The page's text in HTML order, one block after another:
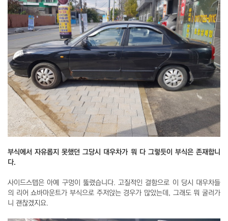
부식에서 자유롭지 못했던 그당시 대우차가 뭐 다 그렇듯이 부식은 존재합니
다.
사이드스텝은 아예 구멍이 뚫렸습니다. 고질적인 결함으로 이 당시 대우차들
의 리어 쇼바마운트가 부식으로 주저앉는 경우가 많았는데, 그래도 뭐 굴러가
니 괜찮겠지요.